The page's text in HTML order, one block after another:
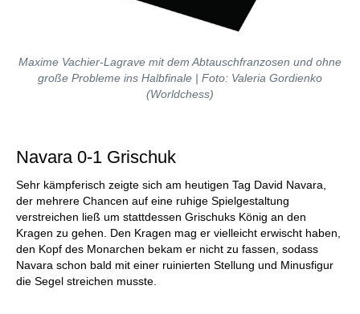
Maxime Vachier-Lagrave mit dem Abtauschfranzosen und ohne
große Probleme ins Halbfinale | Foto: Valeria Gordienko
(Worldchess)
Navara 0-1 Grischuk
Sehr kämpferisch zeigte sich am heutigen Tag David Navara,
der mehrere Chancen auf eine ruhige Spielgestaltung
verstreichen ließ um stattdessen Grischuks König an den
Kragen zu gehen. Den Kragen mag er vielleicht erwischt haben,
den Kopf des Monarchen bekam er nicht zu fassen, sodass
Navara schon bald mit einer ruinierten Stellung und Minusfigur
die Segel streichen musste.